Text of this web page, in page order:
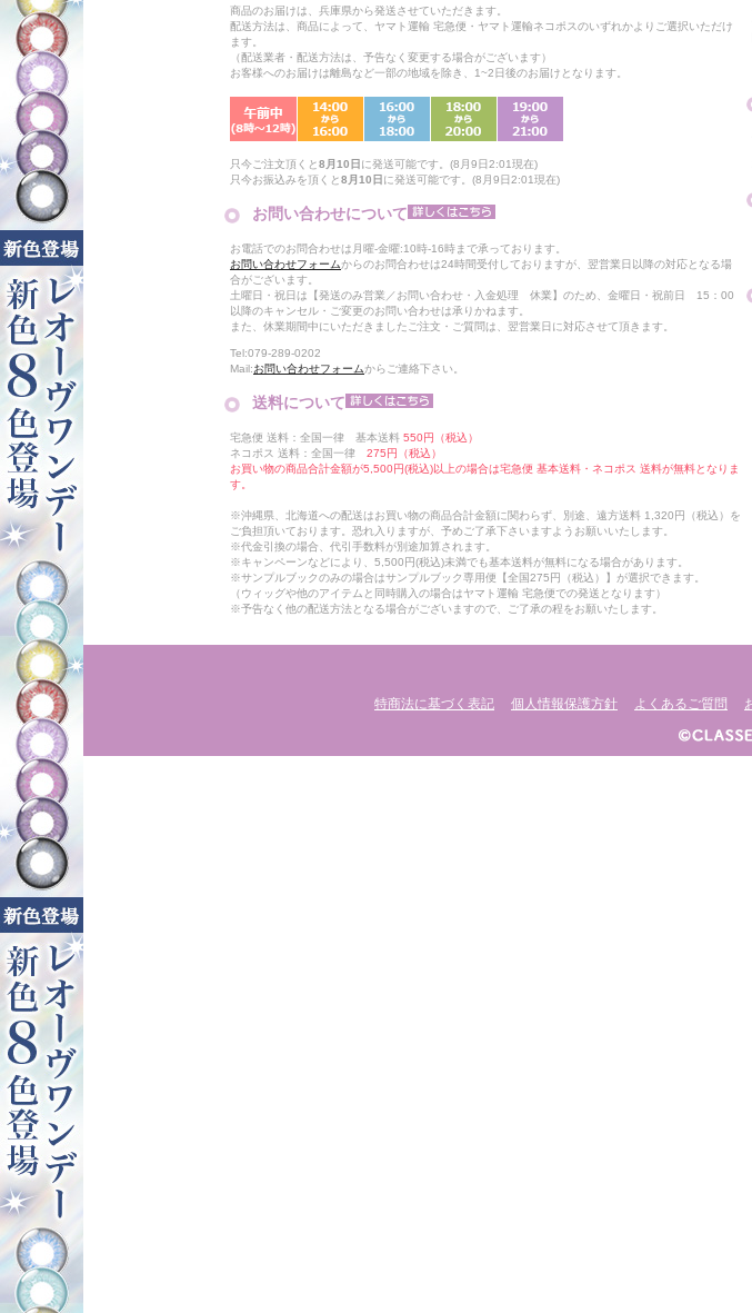
商品のお届けは、兵庫県から発送させていただきます。
配送方法は、商品によって、ヤマト運輸 宅急便・ヤマト運輸ネコポスのいずれかよりご選択いただけ
ます。
（配送業者・配送方法は、予告なく変更する場合がございます）
お客様へのお届けは離島など一部の地域を除き、1~2日後のお届けとなります。
只今ご注文頂くと8月10日 に発送可能です。(8月9日2:01現在)
只今お振込みを頂くと8月10日 に発送可能です。(8月9日2:01現在)
お問い合わせについて
お電話でのお問合わせは月曜-金曜:10時-16時まで承っております。
お問い合わせフォームからのお問合わせは24時間受付しておりますが、翌営業日以降の対応となる場
合がございます。
土曜日・祝日は【発送のみ営業／お問い合わせ・入金処理 休業】のため、金曜日・祝前日 15：00
以降のキャンセル・ご変更のお問い合わせは承りかねます。
また、休業期間中にいただきましたご注文・ご質問は、翌営業日に対応させて頂きます。
Tel:079-289-0202
Mail:お問い合わせフォームからご連絡下さい。
送料について
宅急便 送料：全国一律 基本送料 550円（税込）
ネコポス 送料：全国一律 275円（税込）
お買い物の商品合計金額が5,500円(税込)以上の場合は宅急便 基本送料・ネコポス 送料が無料となりま
す。
※沖縄県、北海道への配送はお買い物の商品合計金額に関わらず、別途、遠方送料 1,320円（税込）を
ご負担頂いております。恐れ入りますが、予めご了承下さいますようお願いいたします。
※代金引換の場合、代引手数料が別途加算されます。
※キャンペーンなどにより、5,500円(税込)未満でも基本送料が無料になる場合があります。
※サンプルブックのみの場合はサンプルブック専用便【全国275円（税込）】が選択できます。
（ウィッグや他のアイテムと同時購入の場合はヤマト運輸 宅急便での発送となります）
※予告なく他の配送方法となる場合がございますので、ご了承の程をお願いたします。
特商法に基づく表記 個人情報保護方針 よくあるご質問